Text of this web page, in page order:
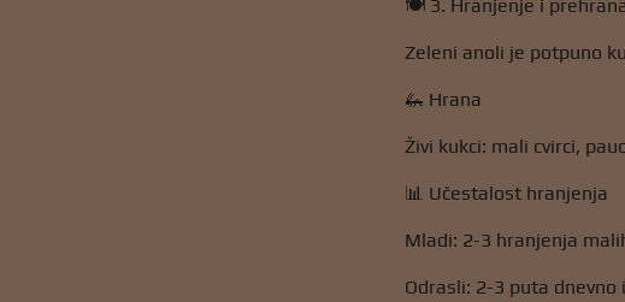
🍽️ 3. Hranjenje i
Zeleni anoli je potpuno
🦗 Hrana
Živi kukci: mali cvirci,
📊 Učestalost hranjenja
Mladi: 2-3 hranjenja
Odrasli: 2-3 puta